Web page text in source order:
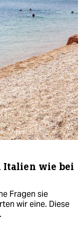
Italien wie bei
Fragen sie
wir eine. Diese